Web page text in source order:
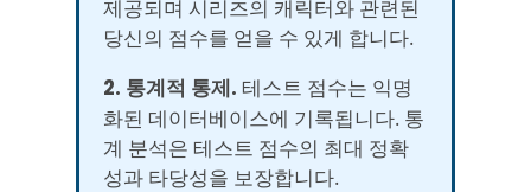
제공되며 시리즈의 캐릭터와 관련된
당신의 점수를 얻을 수 있게 합니다.
2. 통계적 통제. 테스트 점수는 익명
화된 데이터베이스에 기록됩니다. 통
계 분석은 테스트 점수의 최대 정확
성과 타당성을 보장합니다.